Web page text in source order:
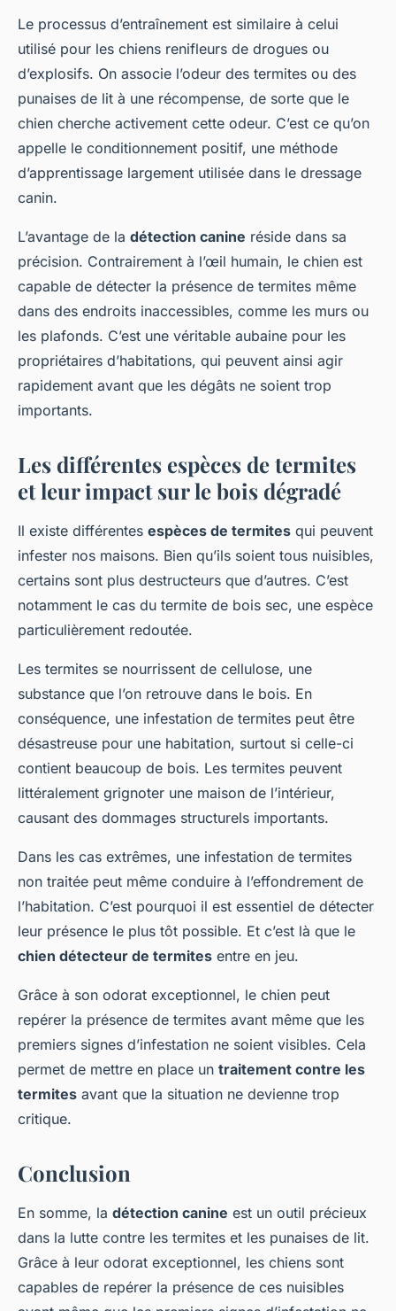
Le processus d’entraînement est similaire à celui
utilisé pour les chiens renifleurs de drogues ou
d’explosifs. On associe l’odeur des termites ou des
punaises de lit à une récompense, de sorte que le
chien cherche activement cette odeur. C’est ce qu’on
appelle le conditionnement positif, une méthode
d’apprentissage largement utilisée dans le dressage
canin.
L’avantage de la détection canine réside dans sa
précision. Contrairement à l’œil humain, le chien est
capable de détecter la présence de termites même
dans des endroits inaccessibles, comme les murs ou
les plafonds. C’est une véritable aubaine pour les
propriétaires d’habitations, qui peuvent ainsi agir
rapidement avant que les dégâts ne soient trop
importants.
Les différentes espèces de termites
et leur impact sur le bois dégradé
Il existe différentes espèces de termites qui peuvent
infester nos maisons. Bien qu’ils soient tous nuisibles,
certains sont plus destructeurs que d’autres. C’est
notamment le cas du termite de bois sec, une espèce
particulièrement redoutée.
Les termites se nourrissent de cellulose, une
substance que l’on retrouve dans le bois. En
conséquence, une infestation de termites peut être
désastreuse pour une habitation, surtout si celle-ci
contient beaucoup de bois. Les termites peuvent
littéralement grignoter une maison de l’intérieur,
causant des dommages structurels importants.
Dans les cas extrêmes, une infestation de termites
non traitée peut même conduire à l’effondrement de
l’habitation. C’est pourquoi il est essentiel de détecter
leur présence le plus tôt possible. Et c’est là que le
chien détecteur de termites entre en jeu.
Grâce à son odorat exceptionnel, le chien peut
repérer la présence de termites avant même que les
premiers signes d’infestation ne soient visibles. Cela
permet de mettre en place un traitement contre les
termites avant que la situation ne devienne trop
critique.
Conclusion
En somme, la détection canine est un outil précieux
dans la lutte contre les termites et les punaises de lit.
Grâce à leur odorat exceptionnel, les chiens sont
capables de repérer la présence de ces nuisibles